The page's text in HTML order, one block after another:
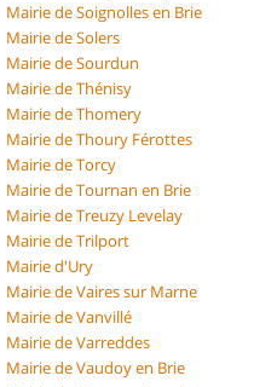
Mairie de Soignolles en Brie
Mairie de Solers
Mairie de Sourdun
Mairie de Thénisy
Mairie de Thomery
Mairie de Thoury Férottes
Mairie de Torcy
Mairie de Tournan en Brie
Mairie de Treuzy Levelay
Mairie de Trilport
Mairie d'Ury
Mairie de Vaires sur Marne
Mairie de Vanvillé
Mairie de Varreddes
Mairie de Vaudoy en Brie